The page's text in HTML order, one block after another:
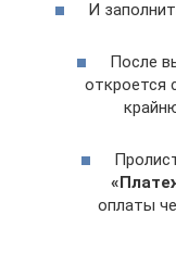
И
После
откроется
оплаты